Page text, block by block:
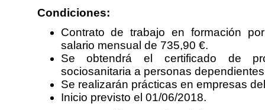
Condiciones:
Contrato de trabajo en formación
salario mensual de 735,90 €.
Se obtendrá el certificado de
sociosanitaria a personas
Se realizarán prácticas en empresas
Inicio previsto el 01/06/2018.